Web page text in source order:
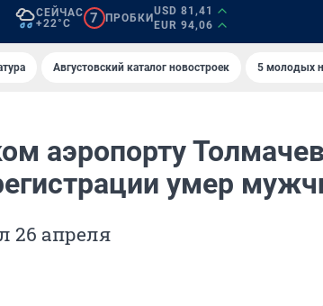
СЕЙЧАС
+22°C
7 ПРОБКИ
USD 81,41
EUR 94,06
Августовский каталог новостроек 5 молодых
аэропорту
умер
26 апреля